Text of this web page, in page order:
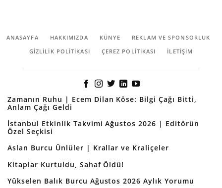
ANASAYFA HAKKIMIZDA KÜNYE
REKLAM VE SPONSORLUK
GIZLILIK POLITIKASI
ÇEREZ POLITIKASI İLETİŞİM
Zamanın Ruhu | Ecem Dilan Köse: Bilgi Çağı Bitti,
Anlam Çağı Geldi
İstanbul Etkinlik Takvimi Ağustos 2026 | Editörün
Özel Seçkisi
Aslan Burcu Ünlüler | Krallar ve Kraliçeler
Kitaplar Kurtuldu, Sahaf Öldü!
Yükselen Balık Burcu Ağustos 2026 Aylık Yorumu